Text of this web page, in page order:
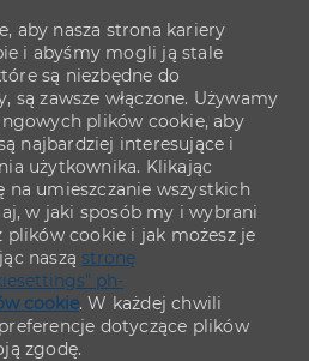
aby nasza strona kariery
i abyśmy mogli ją stale
są niezbędne do
zawsze włączone. Używamy
plików cookie, aby
najbardziej interesujące i
użytkownika. Klikając
na umieszczanie wszystkich
w jaki sposób my i wybrani
cookie i jak możesz je
naszą stronę
ph-
cookie. W każdej chwili
dotyczące plików
zgodę.